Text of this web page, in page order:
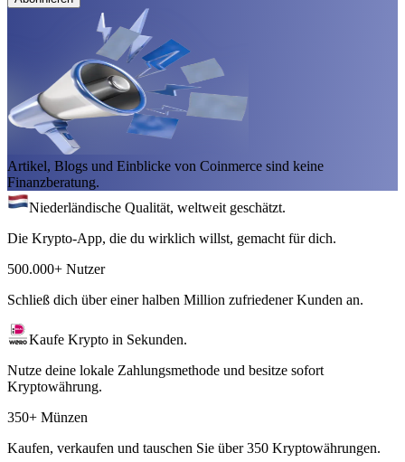
Artikel, Blogs und Einblicke von Coinmerce sind keine
Finanzberatung.
Niederländische Qualität, weltweit geschätzt.
Die Krypto-App, die du wirklich willst, gemacht für dich.
500.000+ Nutzer
Schließ dich über einer halben Million zufriedener Kunden an.
Kaufe Krypto in Sekunden.
Nutze deine lokale Zahlungsmethode und besitze sofort
Kryptowährung.
350+ Münzen
Kaufen, verkaufen und tauschen Sie über 350 Kryptowährungen.